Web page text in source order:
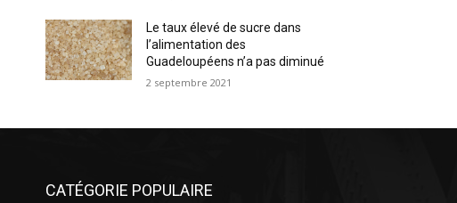
Le taux élevé de sucre dans
l’alimentation des
Guadeloupéens n’a pas diminué
2 septembre 2021
CATÉGORIE POPULAIRE